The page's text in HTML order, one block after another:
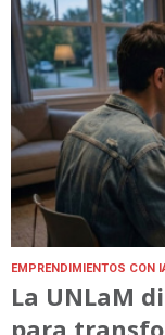
EMPRENDIMIENTOS CON
La UNLaM